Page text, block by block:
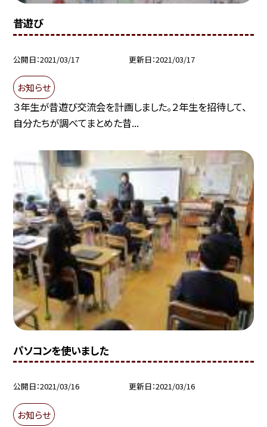
昔遊び
公開日 2021/03/17 更新日 2021/03/17
お知らせ
３年生が昔遊び交流会を計画しました。２年生を招待して、
自分たちが調べてまとめた昔...
パソコンを使いました
公開日 2021/03/16 更新日 2021/03/16
お知らせ